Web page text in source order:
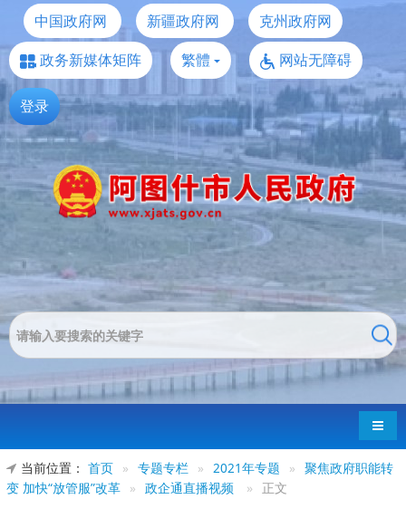
中国政府网 新疆政府网
克州政府网
政务新媒体矩阵
繁體 网站无障碍
登录
导航
当前位置： 首页 » 专题专栏 » 2021年专题 » 聚焦政府职能转
变 加快“放管服”改革 » 政企通直播视频 » 正文